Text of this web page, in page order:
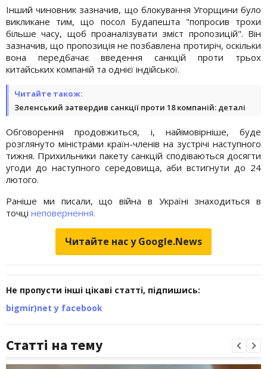
Інший чиновник зазначив, що блокування Угорщини було
викликане тим, що посол Будапешта "попросив трохи
більше часу, щоб проаналізувати зміст пропозицій". Він
зазначив, що пропозиція не позбавлена протиріч, оскільки
вона передбачає введення санкцій проти трьох
китайських компаній та однієї індійської.
Читайте також:
Зеленський затвердив санкції проти 18 компаній: деталі
Обговорення продовжиться, і, найімовірніше, буде
розглянуто міністрами країн-членів на зустрічі наступного
тижня. Прихильники пакету санкцій сподіваються досягти
угоди до наступного середовища, аби встигнути до 24
лютого.
Раніше ми писали, що війна в Україні знаходиться в
точці неповернення.
Читайте нас у Google.News
Не пропусти інші цікаві статті, підпишись:
bigmir)net у facebook
Статті на тему